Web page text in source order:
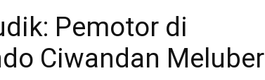
Pemotor di
Ciwandan Meluber